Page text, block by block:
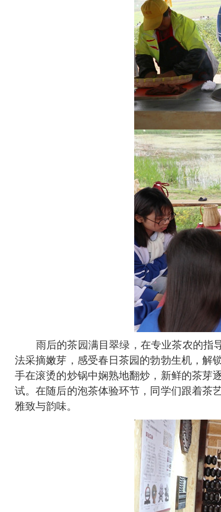
雨后的茶园满目翠绿，在专业茶农的指
法采摘嫩芽，感受春日茶园的勃勃生机，解
手在滚烫的炒锅中娴熟地翻炒，新鲜的茶芽
试。在随后的泡茶体验环节，同学们跟着茶
雅致与韵味。